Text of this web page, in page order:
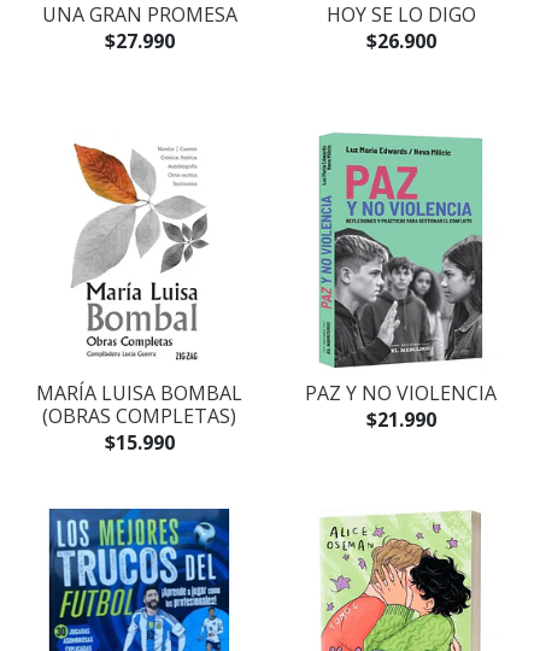
UNA GRAN PROMESA
$27.990
HOY SE LO DIGO
$26.900
MARÍA LUISA BOMBAL
(OBRAS COMPLETAS)
$15.990
PAZ Y NO VIOLENCIA
$21.990